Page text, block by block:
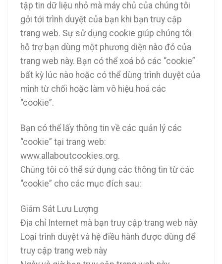
tập tin dữ liệu nhỏ mà máy chủ của chúng tôi
gởi tới trình duyệt của bạn khi bạn truy cập
trang web. Sự sử dụng cookie giúp chúng tôi
hỗ trợ bạn dùng một phương diện nào đó của
trang web này. Bạn có thể xoá bỏ các “cookie”
bất kỳ lúc nào hoặc có thể dùng trình duyệt của
mình từ chối hoặc làm vô hiệu hoá các
“cookie”.
Bạn có thể lấy thông tin về các quản lý các
“cookie” tại trang web:
www.allaboutcookies.org.
Chúng tôi có thể sử dụng các thông tin từ các
“cookie” cho các mục đích sau:
Giám Sát Lưu Lượng
Địa chỉ Internet mà bạn truy cập trang web này
Loại trình duyệt và hệ điều hành được dùng để
truy cập trang web này